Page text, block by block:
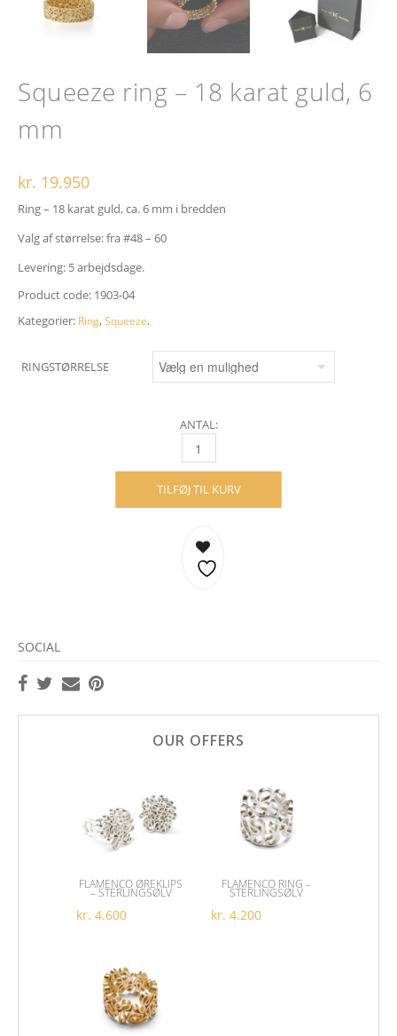
Squeeze ring – 18 karat guld, 6
mm
kr. 19.950
Ring – 18 karat guld, ca. 6 mm i bredden
Valg af størrelse: fra #48 – 60
Levering: 5 arbejdsdage.
Product code: 1903-04
Kategorier: Ring,Squeeze.
RINGSTØRRELSE
ANTAL:
SQUEEZE RING - 18 KARAT GULD, 6 MM
TILFØJ TIL KURV
SOCIAL
OUR OFFERS
FLAMENCO ØREKLIPS
– STERLINGSØLV
kr. 4.600
FLAMENCO RING –
STERLINGSØLV
kr. 4.200